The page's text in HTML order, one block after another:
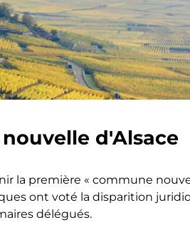
d'Alsace
la première « commune
ont voté la disparition
délégués.